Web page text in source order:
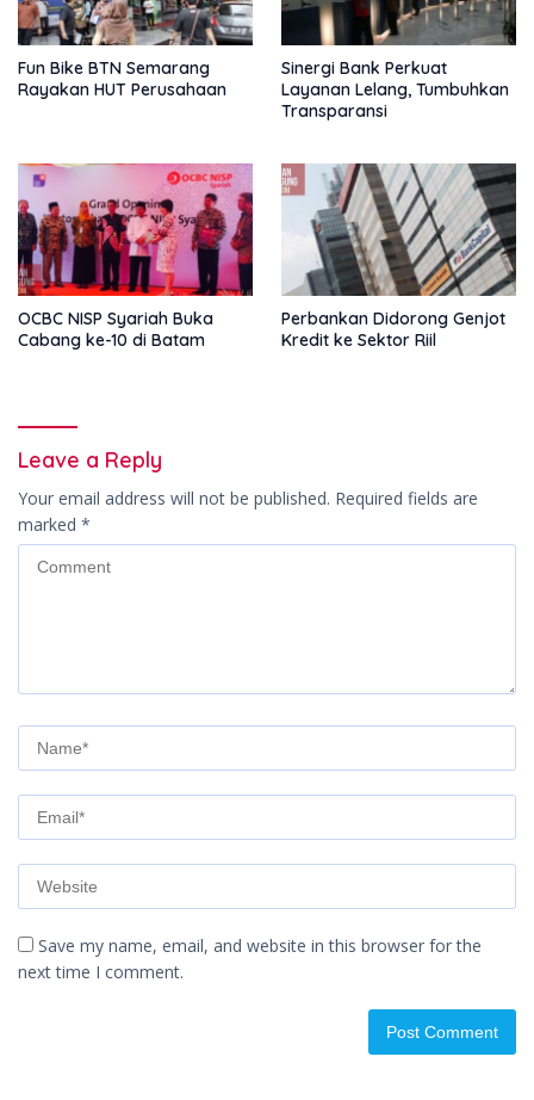
Fun Bike BTN Semarang
Rayakan HUT Perusahaan
Sinergi Bank Perkuat
Layanan Lelang, Tumbuhkan
Transparansi
OCBC NISP Syariah Buka
Cabang ke-10 di Batam
Perbankan Didorong Genjot
Kredit ke Sektor Riil
Leave a Reply
Your email address will not be published. Required fields are
marked *
Save my name, email, and website in this browser for the
next time I comment.